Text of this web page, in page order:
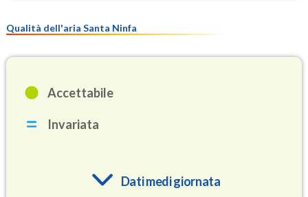
Qualità dell'aria Santa Ninfa
Accettabile
Invariata
Dati medi giornata